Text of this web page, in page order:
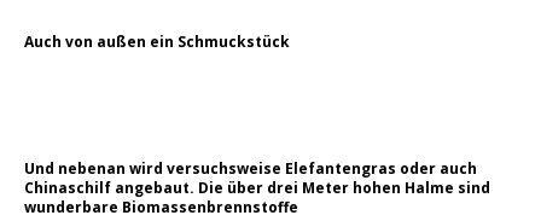
Auch von außen ein Schmuckstück
Und nebenan wird versuchsweise Elefantengras oder auch
Chinaschilf angebaut. Die über drei Meter hohen Halme sind
wunderbare Biomassenbrennstoffe